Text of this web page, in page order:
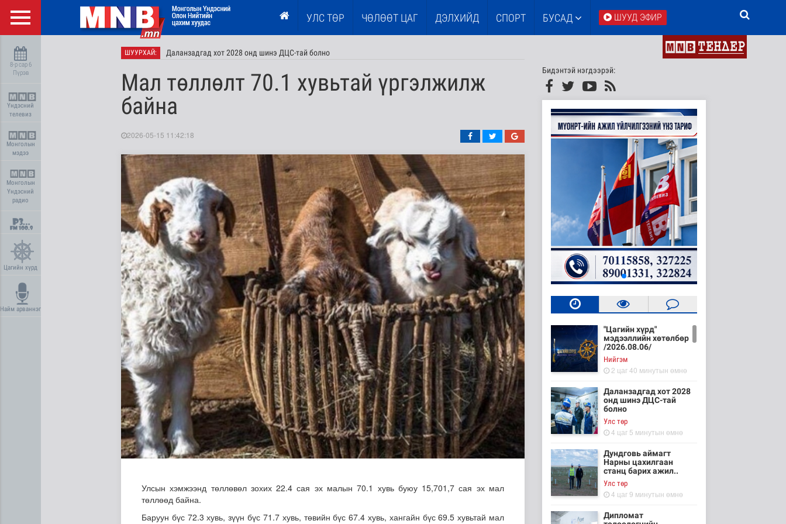
УЛС ТӨР ЧӨЛӨӨТ ЦАГ ДЭЛХИЙД СПОРТ БУСАД ШУУД ЭФИР
8-р сар 6
Пүрэв
Үндэсний
телевиз
Монголын
мэдээ
Монголын
Үндэсний
радио
Цагийн хүрд
Найм арваннэг
ШУУРХАЙ: Даланзадгад хот 2028 онд шинэ ДЦС-тай болно
Дундговь аймагт Нарны цахилгаан станц барих ажил үргэлжилж байна
Мал төллөлт 70.1 хувьтай үргэлжилж
байна
2026-05-15 11:42:18
Улсын хэмжээнд төллөвөл зохих 22.4 сая эх малын 70.1 хувь буюу 15,701,7 сая эх мал
төллөөд байна.
Баруун бүс 72.3 хувь, зүүн бүс 71.7 хувь, төвийн бүс 67.4 хувь, хангайн бүс 69.5 хувьтай мал
Бидэнтэй нэгдээрэй:
"Цагийн хүрд"
мэдээллийн хөтөлбөр
/2026.08.06/
Нийгэм
2 цаг 40 минутын өмнө
Даланзадгад хот 2028
онд шинэ ДЦС-тай
болно
Улс төр
4 цаг 5 минутын өмнө
Дундговь аймагт
Нарны цахилгаан
станц барих ажил..
Улс төр
4 цаг 9 минутын өмнө
Дипломат